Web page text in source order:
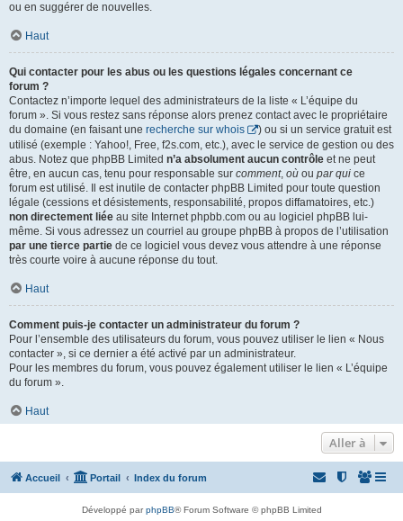
ou en suggérer de nouvelles.
Haut
Qui contacter pour les abus ou les questions légales concernant ce
forum ?
Contactez n’importe lequel des administrateurs de la liste « L’équipe du
forum ». Si vous restez sans réponse alors prenez contact avec le propriétaire
du domaine (en faisant une recherche sur whois
) ou si un service gratuit est
utilisé (exemple : Yahoo!, Free, f2s.com, etc.), avec le service de gestion ou des
abus. Notez que phpBB Limited n’a absolument aucun contrôle et ne peut
être, en aucun cas, tenu pour responsable sur comment, où ou par qui ce
forum est utilisé. Il est inutile de contacter phpBB Limited pour toute question
légale (cessions et désistements, responsabilité, propos diffamatoires, etc.)
non directement liée au site Internet phpbb.com ou au logiciel phpBB lui-
même. Si vous adressez un courriel au groupe phpBB à propos de l’utilisation
par une tierce partie de ce logiciel vous devez vous attendre à une réponse
très courte voire à aucune réponse du tout.
Haut
Comment puis-je contacter un administrateur du forum ?
Pour l’ensemble des utilisateurs du forum, vous pouvez utiliser le lien « Nous
contacter », si ce dernier a été activé par un administrateur.
Pour les membres du forum, vous pouvez également utiliser le lien « L’équipe
du forum ».
Haut
Aller à
Accueil Portail Index du forum
Développé parphpBB® Forum Software © phpBB Limited